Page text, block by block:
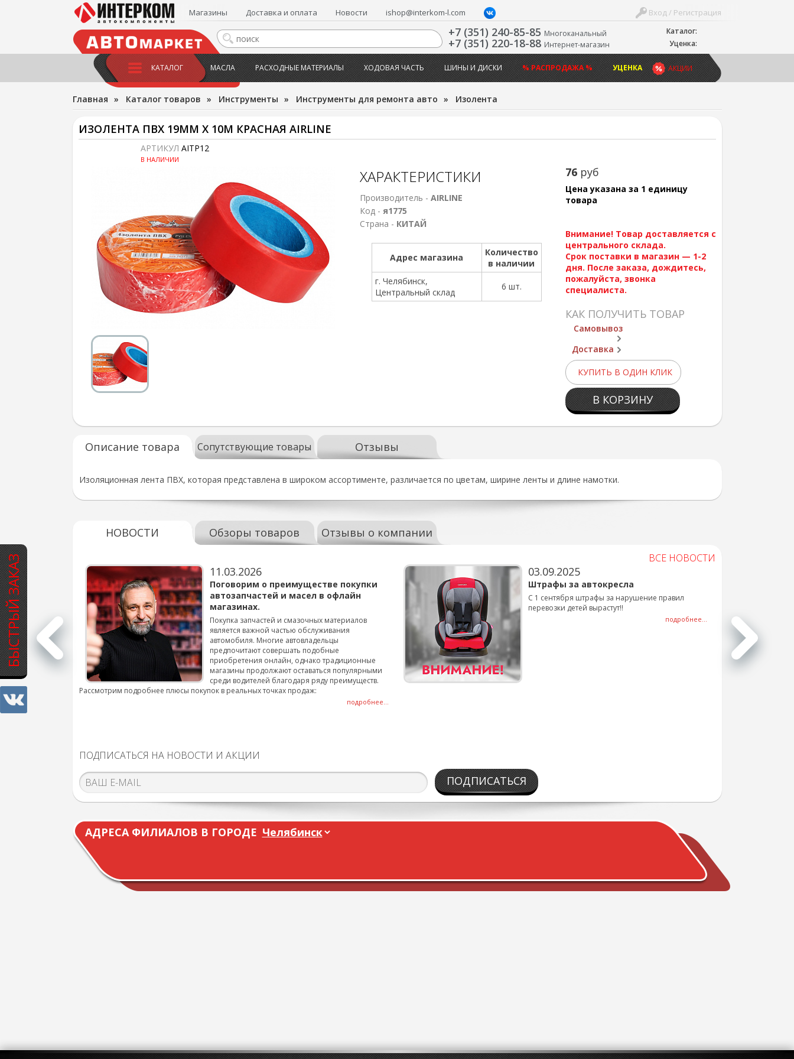
БЫСТРЫЙ ЗАКАЗ
Каталог:
Уценка:
Вход / Регистрация
Магазины Доставка и оплата Новости ishop@interkom-l.com
+7 (351) 240-85-85 Многоканальный
+7 (351) 220-18-88 Интернет-магазин
АКЦИИ
КАТАЛОГ МАСЛА РАСХОДНЫЕ МАТЕРИАЛЫ ХОДОВАЯ ЧАСТЬ ШИНЫ И ДИСКИ % РАСПРОДАЖА % УЦЕНКА
Главная » Каталог товаров » Инструменты » Инструменты для ремонта авто » Изолента
ИЗОЛЕНТА ПВХ 19ММ Х 10М КРАСНАЯ AIRLINE
АРТИКУЛ AITP12
В НАЛИЧИИ
76 руб
Цена указана за 1 единицу
товара
Внимание! Товар доставляется с
центрального склада.
Срок поставки в магазин — 1-2
дня. После заказа, дождитесь,
пожалуйста, звонка
специалиста.
КАК ПОЛУЧИТЬ ТОВАР
Самовывоз
Доставка
КУПИТЬ В ОДИН КЛИК
В КОРЗИНУ
ХАРАКТЕРИСТИКИ
Производитель - AIRLINE
Код - я1775
Страна - КИТАЙ
Адрес магазина
Количество
в наличии
г. Челябинск,
Центральный склад
6 шт.
Описание товара Сопутствующие товары Отзывы
Изоляционная лента ПВХ, которая представлена в широком ассортименте, различается по цветам, ширине ленты и длине намотки.
НОВОСТИ Обзоры товаров Отзывы о компании
ВСЕ НОВОСТИ
для
смены шин на
подробнее...
11.03.2026
Поговорим о преимуществе покупки
автозапчастей и масел в офлайн
магазинах.
Покупка запчастей и смазочных материалов
является важной частью обслуживания
автомобиля. Многие автовладельцы
предпочитают совершать подобные
приобретения онлайн, однако традиционные
магазины продолжают оставаться популярными
среди водителей благодаря ряду преимуществ.
Рассмотрим подробнее плюсы покупок в реальных точках продаж:
подробнее...
03.09.2025
Штрафы за автокресла
С 1 сентября штрафы за нарушение правил
перевозки детей вырастут!!
подробнее...
ПОДПИСАТЬСЯ НА НОВОСТИ И АКЦИИ
ПОДПИСАТЬСЯ
АДРЕСА ФИЛИАЛОВ В ГОРОДЕ